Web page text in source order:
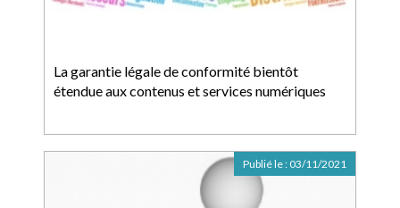
La garantie légale de conformité bientôt
étendue aux contenus et services numériques
Publié le : 03/11/2021